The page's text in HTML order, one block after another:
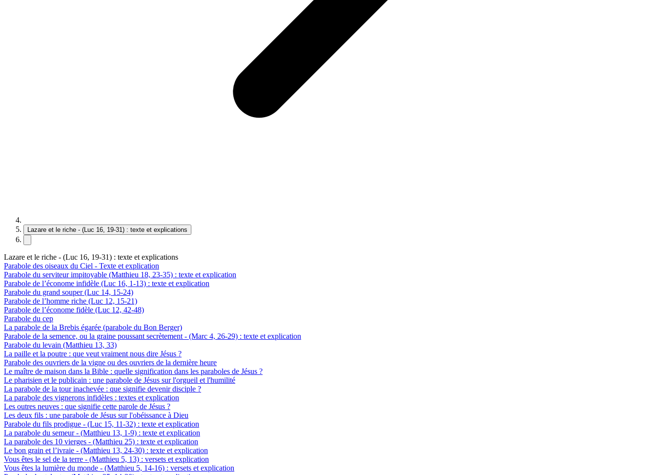
Lazare et le riche - (Luc 16, 19-31) : texte et explications
Lazare et le riche - (Luc 16, 19-31) : texte et explications
Parabole des oiseaux du Ciel - Texte et explication
Parabole du serviteur impitoyable (Matthieu 18, 23-35) : texte et explication
Parabole de l’économe infidèle (Luc 16, 1-13) : texte et explication
Parabole du grand souper (Luc 14, 15-24)
Parabole de l’homme riche (Luc 12, 15-21)
Parabole de l’économe fidèle (Luc 12, 42-48)
Parabole du cep
La parabole de la Brebis égarée (parabole du Bon Berger)
Parabole de la semence, ou la graine poussant secrètement - (Marc 4, 26-29) : texte et explication
Parabole du levain (Matthieu 13, 33)
La paille et la poutre : que veut vraiment nous dire Jésus ?
Parabole des ouvriers de la vigne ou des ouvriers de la dernière heure
Le maître de maison dans la Bible : quelle signification dans les paraboles de Jésus ?
Le pharisien et le publicain : une parabole de Jésus sur l'orgueil et l'humilité
La parabole de la tour inachevée : que signifie devenir disciple ?
La parabole des vignerons infidèles : textes et explication
Les outres neuves : que signifie cette parole de Jésus ?
Les deux fils : une parabole de Jésus sur l'obéissance à Dieu
Parabole du fils prodigue - (Luc 15, 11-32) : texte et explication
La parabole du semeur - (Matthieu 13, 1-9) : texte et explication
La parabole des 10 vierges - (Matthieu 25) : texte et explication
Le bon grain et l’ivraie - (Matthieu 13, 24-30) : texte et explication
Vous êtes le sel de la terre - (Matthieu 5, 13) : versets et explication
Vous êtes la lumière du monde - (Matthieu 5, 14-16) : versets et explication